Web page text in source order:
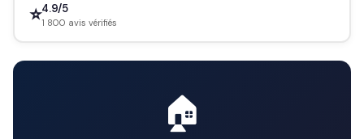
⭐4.9/5
1 800 avis vérifiés
🏠